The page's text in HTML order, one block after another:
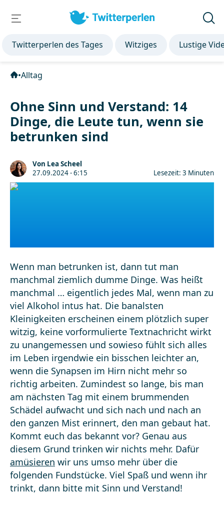
Twitterperlen des Tages Witziges Lustige
•Alltag
Ohne Sinn und Verstand: 14
Dinge, die Leute tun, wenn sie
betrunken sind
Von Lea Scheel
27.09.2024 - 6:15
Lesezeit: 3 Minuten
Wenn man betrunken ist, dann tut man
manchmal ziemlich dumme Dinge. Was heißt
manchmal … eigentlich jedes Mal, wenn man zu
viel Alkohol intus hat. Die banalsten
Kleinigkeiten erscheinen einem plötzlich super
witzig, keine vorformulierte Textnachricht wirkt
zu unangemessen und sowieso fühlt sich alles
im Leben irgendwie ein bisschen leichter an,
wenn die Synapsen im Hirn nicht mehr so
richtig arbeiten. Zumindest so lange, bis man
am nächsten Tag mit einem brummenden
Schädel aufwacht und sich nach und nach an
den ganzen Mist erinnert, den man gebaut hat.
Kommt euch das bekannt vor? Genau aus
diesem Grund trinken wir nichts mehr. Dafür
amüsieren wir uns umso mehr über die
folgenden Fundstücke. Viel Spaß und wenn ihr
trinkt, dann bitte mit Sinn und Verstand!